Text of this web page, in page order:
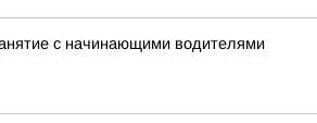
с начинающими водителями